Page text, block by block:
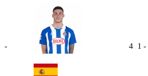
- 4 1 -